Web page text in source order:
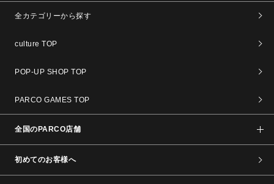
全カテゴリーから探す
culture TOP
POP-UP SHOP TOP
PARCO GAMES TOP
全国のPARCO店舗
初めてのお客様へ